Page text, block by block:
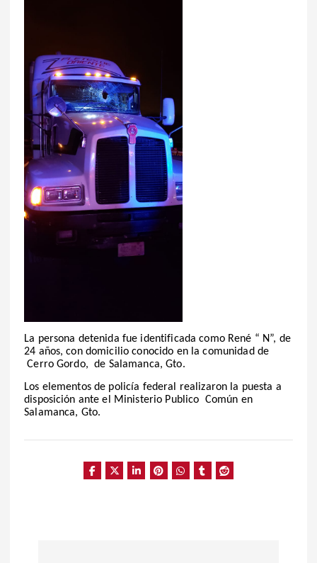
La persona detenida fue identificada como René “ N”, de
24 años, con domicilio conocido en la comunidad de
Cerro Gordo, de Salamanca, Gto.
Los elementos de policía federal realizaron la puesta a
disposición ante el Ministerio Publico Común en
Salamanca, Gto.